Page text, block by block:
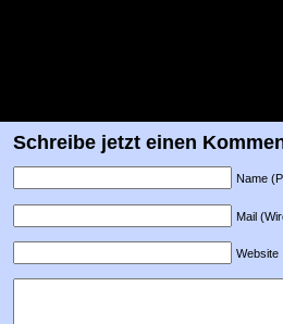
Schreibe jetzt einen
Name
Mail
Website